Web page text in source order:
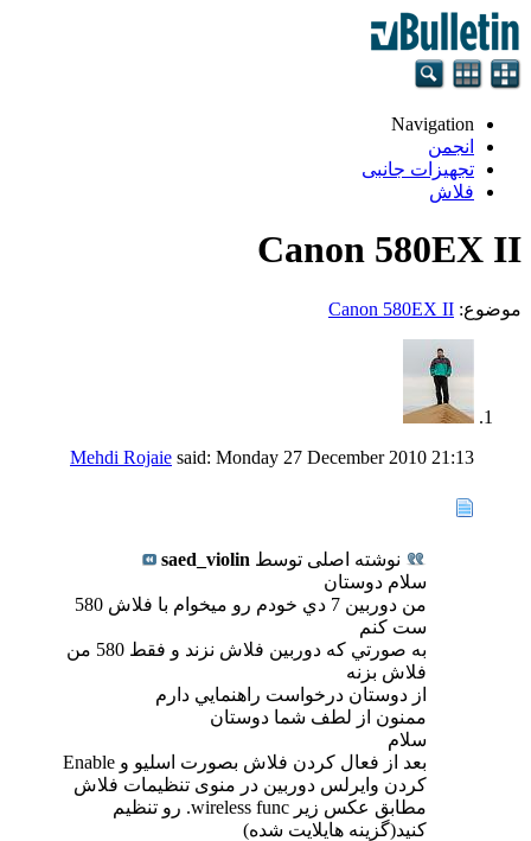
Navigation
انجمن
تجهيزات جانبی
فلاش
Canon 580EX II
موضوع: Canon 580EX II
Mehdi Rojaie said: Monday 27 December 2010 21:13
نوشته اصلی توسط saed_violin
سلام دوستان
من دوربين 7 دي خودم رو ميخوام با فلاش 580
ست كنم
به صورتي كه دوربين فلاش نزند و فقط 580 من
فلاش بزنه
از دوستان درخواست راهنمايي دارم
ممنون از لطف شما دوستان
سلام
بعد از فعال کردن فلاش بصورت اسلیو و Enable
کردن وایرلس دوربین در منوی تنظیمات فلاش
مطابق عکس زیر wireless func. رو تنظیم
کنید(گزینه هایلایت شده)